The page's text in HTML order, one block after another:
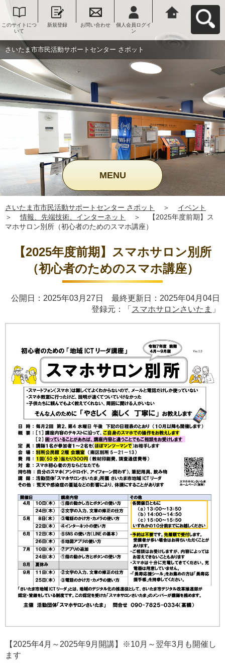
このサイトにつ
いて
新規登録 お問い合わせ
個人会員ログイ
ン
ンター さポット
へ戻る
さいたま市市民活動サポートセンター さポット
MENU
さいたま市市民活動サポートセンター さポット ＞
イベント
＞
情報、先端技術、インターネット ＞
【2025年度前期】ス
マホサロン別所（初心者のためのスマホ講座）
【2025年度前期】スマホサロン別所
（初心者のためのスマホ講座）
公開日：2025年03月27日 最終更新日：2025年04月04日
登録元：「 スマホサロンさいたま 」
【2025年4月～2025年9月開講】※10月～翌年3月も開催し
ます